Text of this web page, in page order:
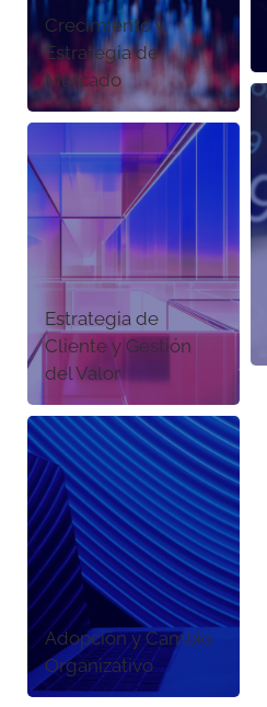
Crecimiento y
Estrategia de
Mercado
Estrategia de
Cliente y Gestión
del Valor
Adopción y Cambio
Organizativo